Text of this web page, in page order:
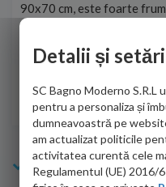
90x70 cm, este foarte
de personalul firmei dvs.
adus coletul in
Sofrone Viviana -
Info Bagno
Detalii și
SC Bagno Moderno S.R.L
pentru a personaliza și
dumneavoastră pe
am actualizat politicile
activitatea curentă cele
Regulamentul (UE) 2016/